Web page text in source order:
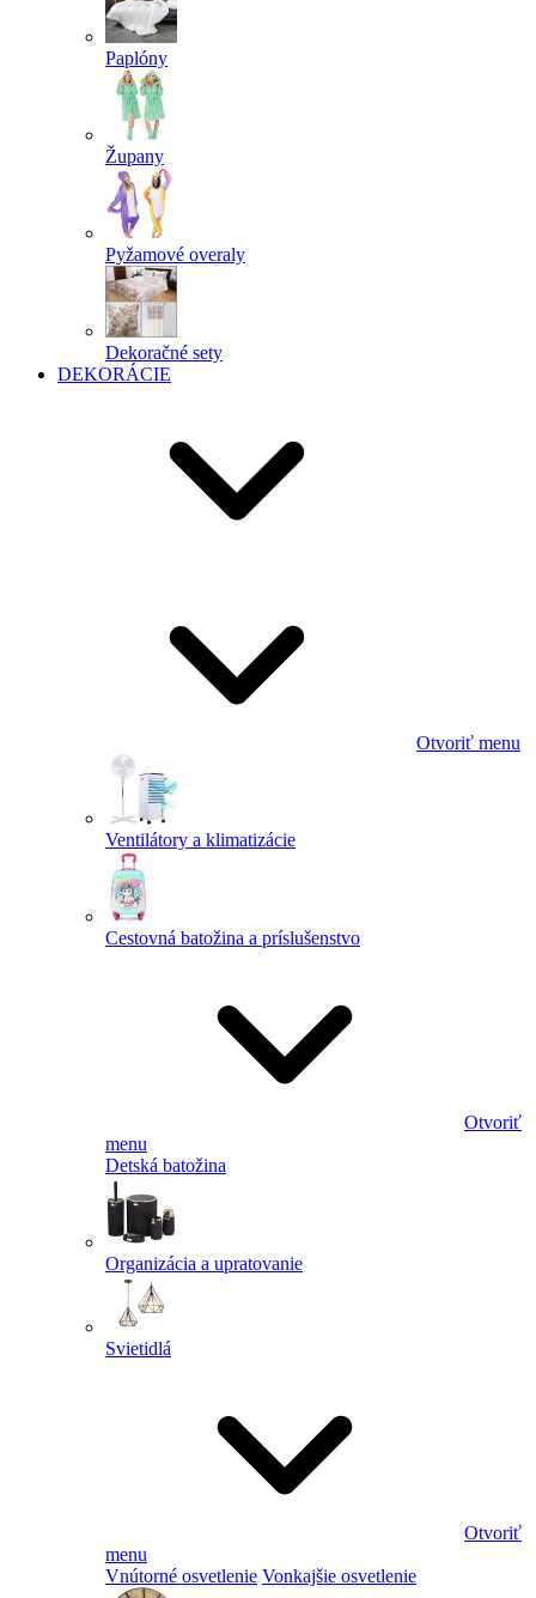
Paplóny
Župany
Pyžamové overaly
Dekoračné sety
DEKORÁCIE
Otvoriť menu
Ventilátory a klimatizácie
Cestovná batožina a príslušenstvo
Otvoriť
menu
Detská batožina
Organizácia a upratovanie
Svietidlá
Otvoriť
menu
Vnútorné osvetlenie Vonkajšie osvetlenie